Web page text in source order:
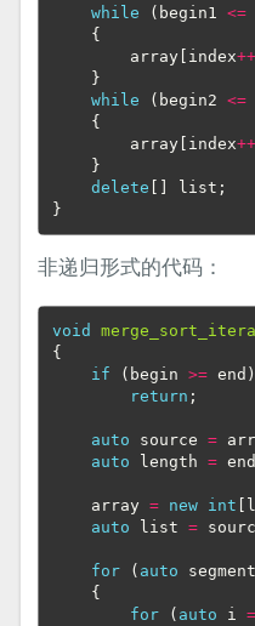
while
( begin1 <=
{
array index++
}
while
( begin2 <=
{
array index++
}
delete
list ;
}
非递归形式的代码：
void
{
if
( begin >= end )
return ;
auto source =
auto
length = end
array = new int
auto
list =
for ( auto segment
{
for
( auto i =